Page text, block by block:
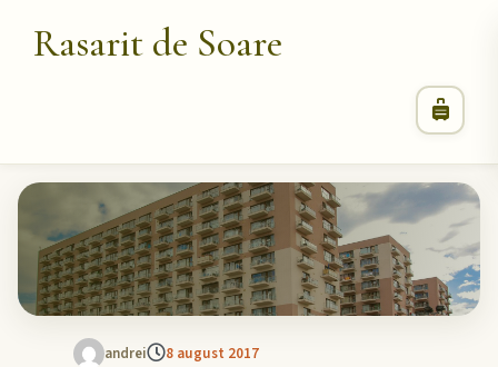
Rasarit de Soare
andrei 8 august 2017